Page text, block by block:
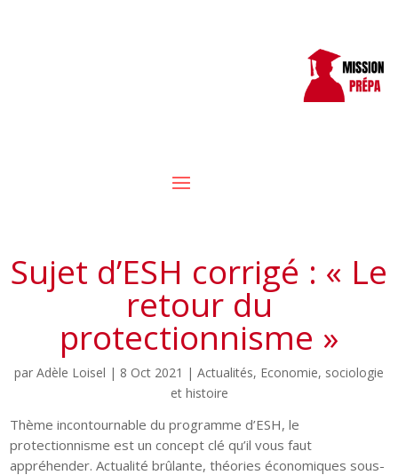
Sujet d’ESH corrigé : « Le
retour du
protectionnisme »
par Adèle Loisel | 8 Oct 2021 | Actualités, Economie, sociologie
et histoire
Thème incontournable du programme d’ESH, le
protectionnisme est un concept clé qu’il vous faut
appréhender. Actualité brûlante, théories économiques sous-